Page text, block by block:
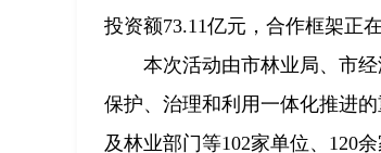
投资额73.11亿元，合作框架正在
本次活动由市林业局、市
保护、治理和利用一体化推进
及林业部门等102家单位、120